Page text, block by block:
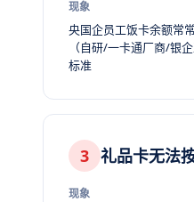
现象
央国企员工饭卡余额常
（自研/一卡通厂商/银
标准
3 礼品卡无法
现象